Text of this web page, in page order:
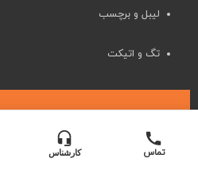
لیبل و برچسب
تگ و اتیکت
تماس کارشناس